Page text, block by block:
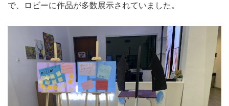
で、ロビーに作品が多数展示されていました。